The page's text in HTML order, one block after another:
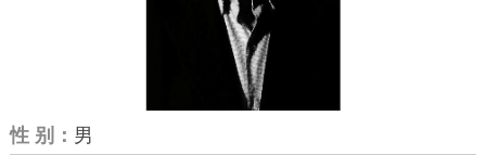
性 别： 男